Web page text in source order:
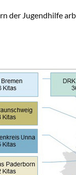
der Jugendhilfe